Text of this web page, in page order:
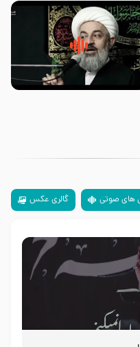
محدث زاده
زیارتی که اسباب رزق زیاد و عمر
طولانی است حجت السلام حسین
های صوتی گالری عکس